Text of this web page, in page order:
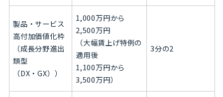
製品・サービス
高付加価値化枠
（成長分野進出
類型
（DX・GX））
1,000万円から
2,500万円
（大幅賃上げ特例の
適用後
1,100万円から
3,500万円）
3分の2